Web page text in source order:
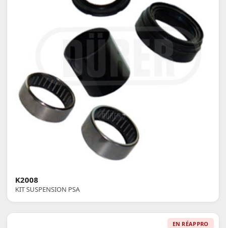
K2008
KIT SUSPENSION PSA
EN RÉAPPRO